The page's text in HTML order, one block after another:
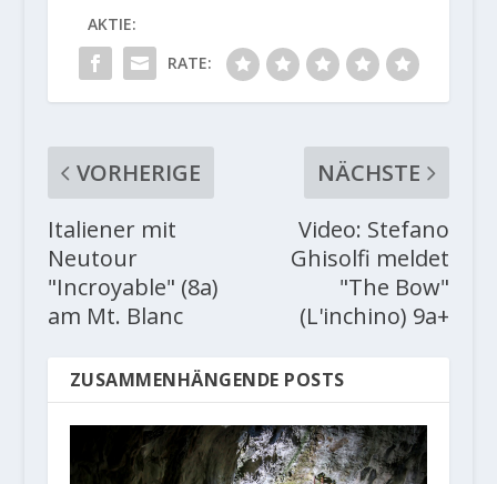
AKTIE:
RATE:
VORHERIGE
Italiener mit
Neutour
"Incroyable" (8a)
am Mt. Blanc
NÄCHSTE
Video: Stefano
Ghisolfi meldet
"The Bow"
(L'inchino) 9a+
ZUSAMMENHÄNGENDE POSTS